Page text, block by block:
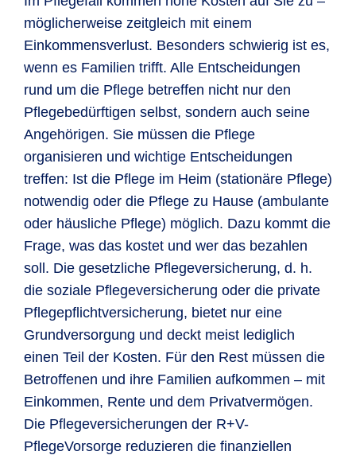
möglicherweise zeitgleich mit einem
Einkommensverlust. Besonders schwierig ist es,
wenn es Familien trifft. Alle Entscheidungen
rund um die Pflege betreffen nicht nur den
Pflegebedürftigen selbst, sondern auch seine
Angehörigen. Sie müssen die Pflege
organisieren und wichtige Entscheidungen
treffen: Ist die Pflege im Heim (stationäre Pflege)
notwendig oder die Pflege zu Hause (ambulante
oder häusliche Pflege) möglich. Dazu kommt die
Frage, was das kostet und wer das bezahlen
soll. Die gesetzliche Pflegeversicherung, d. h.
die soziale Pflegeversicherung oder die private
Pflegepflichtversicherung, bietet nur eine
Grundversorgung und deckt meist lediglich
einen Teil der Kosten. Für den Rest müssen die
Betroffenen und ihre Familien aufkommen – mit
Einkommen, Rente und dem Privatvermögen.
Die Pflegeversicherungen der R+V-
PflegeVorsorge reduzieren die finanziellen